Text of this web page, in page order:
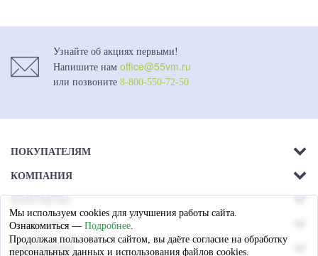
Узнайте об акциях первыми!
Напишите нам office@55vm.ru
или позвоните 8-800-550-72-50
ПОКУПАТЕЛЯМ
Акции
Доставка
Оплата
КОМПАНИЯ
Магазины
г. Омск.
Ул. 26-я Северная - 13а,
лит А
СОЦСЕТИ
ПАРТНЕРАМ
Мы используем cookies для улучшения работы сайта.
Ознакомиться — Подробнее.
Продолжая пользоваться сайтом, вы даёте согласие на обработку
персональных данных и использования файлов cookies.